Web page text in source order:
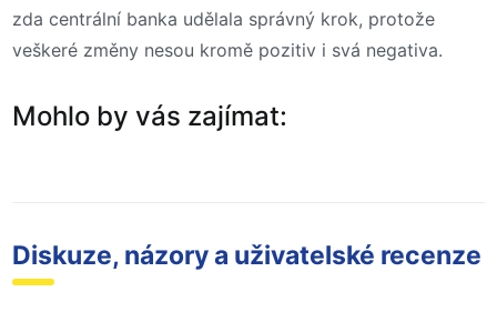
zda centrální banka udělala správný krok, protože
veškeré změny nesou kromě pozitiv i svá negativa.
Mohlo by vás zajímat:
Diskuze, názory a uživatelské recenze